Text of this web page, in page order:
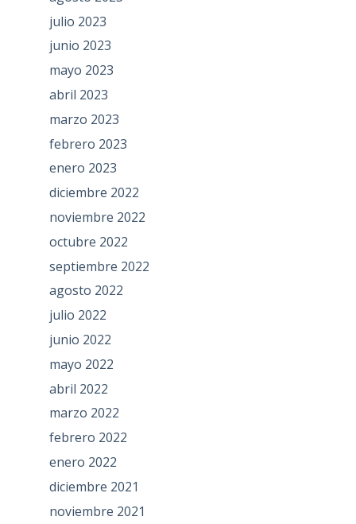
julio 2023
junio 2023
mayo 2023
abril 2023
marzo 2023
febrero 2023
enero 2023
diciembre 2022
noviembre 2022
octubre 2022
septiembre 2022
agosto 2022
julio 2022
junio 2022
mayo 2022
abril 2022
marzo 2022
febrero 2022
enero 2022
diciembre 2021
noviembre 2021